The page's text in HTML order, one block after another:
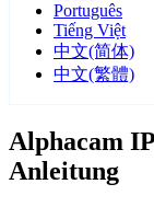
Português
Tiếng Việt
中文(简体)
中文(繁體)
Alphacam
Anleitung